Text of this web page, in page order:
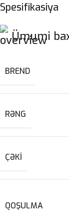
Spesifikasiya
Ümumi
BREND
RƏNG
ÇƏKI
QOŞULMA